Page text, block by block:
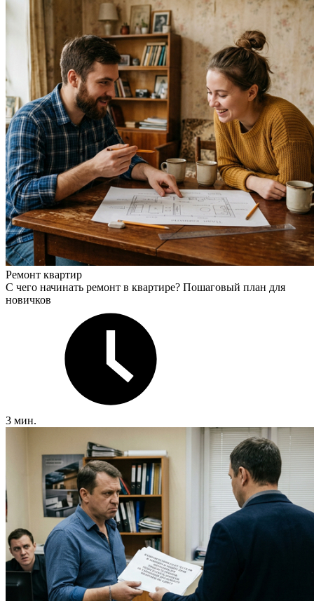
Ремонт квартир
С чего начинать ремонт в квартире? Пошаговый план для
новичков
3 мин.